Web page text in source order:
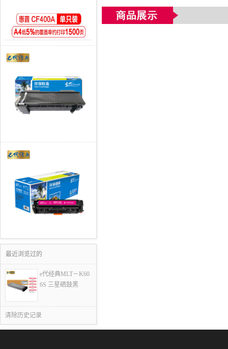
最近浏览过的
e代经典MLT－K60
6S 三星硒鼓黑
清除历史记录